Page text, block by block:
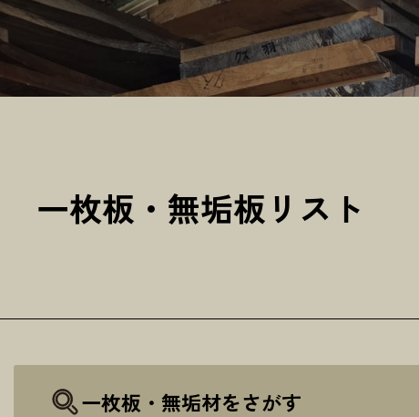
一枚板・無垢板リスト
一枚板・無垢材をさがす